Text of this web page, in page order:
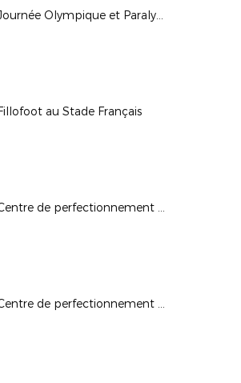
Journée Olympique et Paralympique
au Stade Français
Centre de perfectionnement U13G du 26.01.2020
Centre de perfectionnement U13G du 19.01.2020